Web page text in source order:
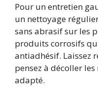
Pour un entretien
un nettoyage
sans abrasif sur les
produits corrosifs
antiadhésif. Laissez
pensez à décoller
adapté.